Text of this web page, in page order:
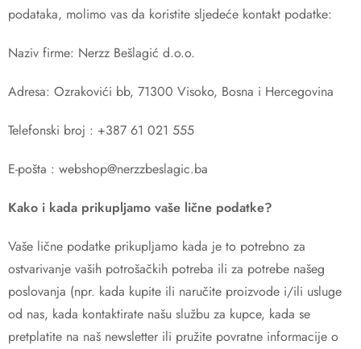
podataka, molimo vas da koristite sljedeće kontakt podatke:
Naziv firme: Nerzz Bešlagić d.o.o.
Adresa: Ozrakovići bb, 71300 Visoko, Bosna i Hercegovina
Telefonski broj : +387 61 021 555
E-pošta : webshop@nerzzbeslagic.ba
Kako i kada prikupljamo vaše lične podatke?
Vaše lične podatke prikupljamo kada je to potrebno za
ostvarivanje vaših potrošačkih potreba ili za potrebe našeg
poslovanja (npr. kada kupite ili naručite proizvode i/ili usluge
od nas, kada kontaktirate našu službu za kupce, kada se
pretplatite na naš newsletter ili pružite povratne informacije o